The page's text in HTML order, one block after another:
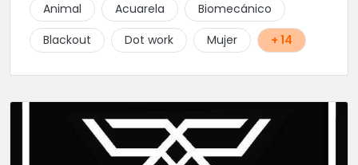
Animal Acuarela
Biomecánico
Blackout
Dot work Mujer + 14